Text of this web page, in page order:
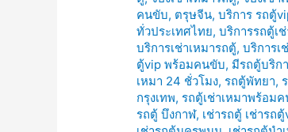
คนขับ, ตรุษจีน,บริการ รถตู้
ทั่วประเทศไทย,บริการรถตู้เ
บริการเช่าเหมารถตู้,บริการเ
ตู้vip พร้อมคนขับ, มีรถตู้บริก
เหมา 24 ชั่วโมง, รถตู้พัทยา,
กรุงเทพ, รถตู้เช่าเหมาพร้อม
รถตู้ บึงกาฬ, เช่ารถตู้ เช่ารถ